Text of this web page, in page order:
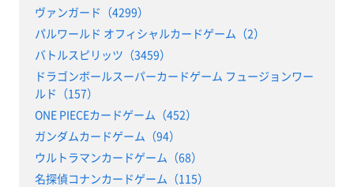
ヴァンガード（4299）
パルワールド オフィシャルカードゲーム（2）
バトルスピリッツ（3459）
ドラゴンボールスーパーカードゲーム フュージョンワー
ルド（157）
ONE PIECEカードゲーム（452）
ガンダムカードゲーム（94）
ウルトラマンカードゲーム（68）
名探偵コナンカードゲーム（115）